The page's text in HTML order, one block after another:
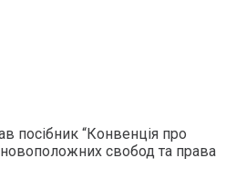
посібник “Конвенція про
свобод та права